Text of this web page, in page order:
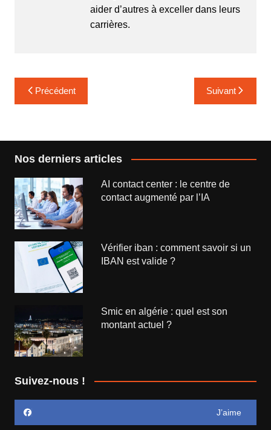
aider d’autres à exceller dans leurs
carrières.
Navigation
de
Précédent Suivant
Nos derniers articles
AI contact center : le centre de
contact augmenté par l’IA
Vérifier iban : comment savoir si un
IBAN est valide ?
Smic en algérie : quel est son
montant actuel ?
Suivez-nous !
J’aime